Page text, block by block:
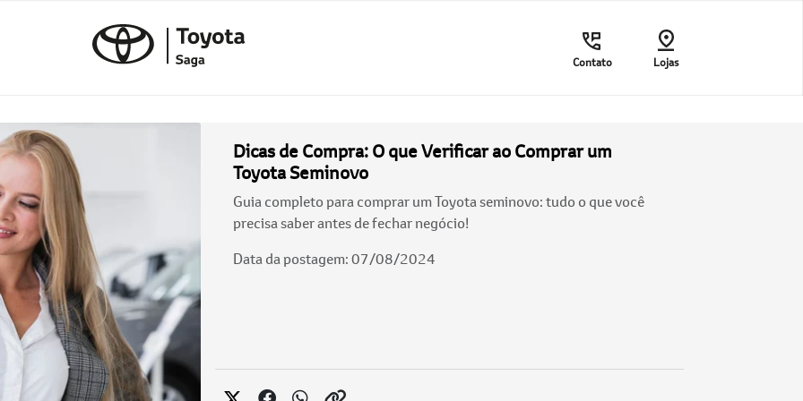
Contato Lojas
Dicas de Compra: O que Verificar ao Comprar um
Toyota Seminovo
Guia completo para comprar um Toyota seminovo: tudo o que você
precisa saber antes de fechar negócio!
Data da postagem: 07/08/2024